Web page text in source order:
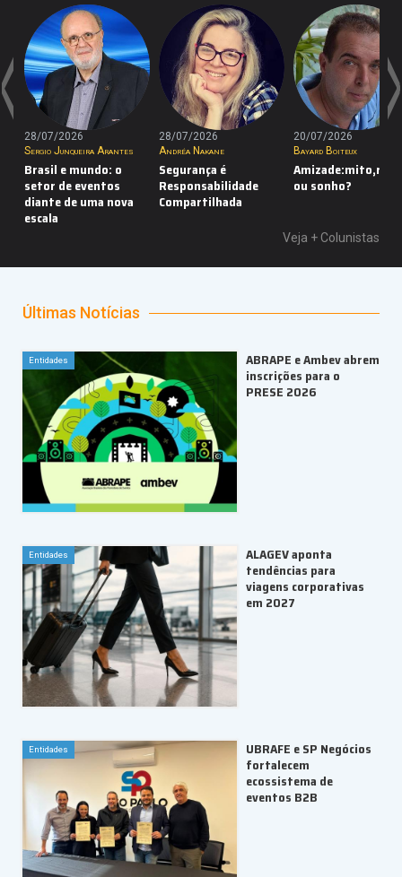
< >
28/07/2026
Sergio Junqueira Arantes
Brasil e mundo: o
setor de eventos
diante de uma nova
escala
28/07/2026
Andréa Nakane
Segurança é
Responsabilidade
Compartilhada
20/07/2026
Bayard Boiteux
ou sonho?
Veja + Colunistas
Últimas Notícias
Entidades
ABRAPE e Ambev abrem
inscrições para o
PRESE 2026
Entidades
ALAGEV aponta
tendências para
viagens corporativas
em 2027
Entidades
UBRAFE e SP Negócios
fortalecem
ecossistema de
eventos B2B